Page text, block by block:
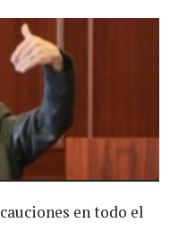
en todo el